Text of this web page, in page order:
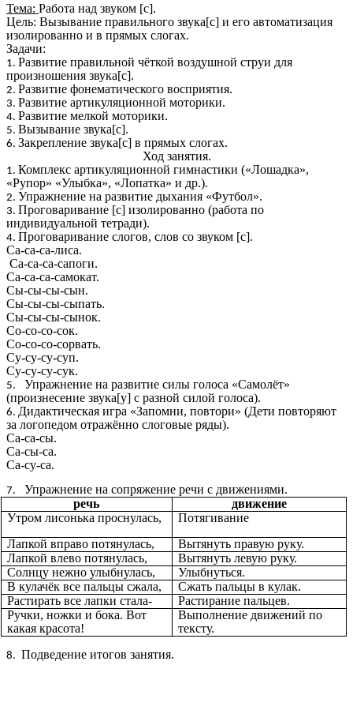
Тема: Работа над звуком [с].
Цель: Вызывание правильного звука[с] и его автоматизация
изолированно и в прямых слогах.
Задачи:
Развитие правильной чёткой воздушной струи для
произношения звука[с].
Развитие фонематического восприятия.
Развитие артикуляционной моторики.
Развитие мелкой моторики.
Вызывание звука[с].
Закрепление звука[с] в прямых слогах.
Ход занятия.
Комплекс артикуляционной гимнастики («Лошадка»,
«Рупор» «Улыбка», «Лопатка» и др.).
Упражнение на развитие дыхания «Футбол».
Проговаривание [с] изолированно (работа по
индивидуальной тетради).
Проговаривание слогов, слов со звуком [с].
Са-са-са-лиса.
Са-са-са-сапоги.
Са-са-са-самокат.
Сы-сы-сы-сын.
Сы-сы-сы-сыпать.
Сы-сы-сы-сынок.
Со-со-со-сок.
Со-со-со-сорвать.
Су-су-су-суп.
Су-су-су-сук.
Упражнение на развитие силы голоса «Самолёт»
(произнесение звука[у] с разной силой голоса).
Дидактическая игра «Запомни, повтори» (Дети повторяют
за логопедом отражённо слоговые ряды).
Са-са-сы.
Са-сы-са.
Са-су-са.
Упражнение на сопряжение речи с движениями.
речь
движение
Утром лисонька проснулась,
Потягивание
Лапкой вправо потянулась,
Вытянуть правую руку.
Лапкой влево потянулась,
Вытянуть левую руку.
Солнцу нежно улыбнулась,
Улыбнуться.
В кулачёк все пальцы сжала,
Сжать пальцы в кулак.
Растирать все лапки стала-
Растирание пальцев.
Ручки, ножки и бока. Вот
какая красота!
Выполнение движений по
тексту.
Подведение итогов занятия.